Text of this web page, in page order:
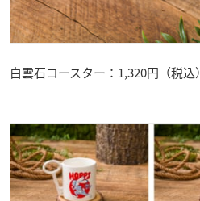
白雲石コースター：1,320円（税込）